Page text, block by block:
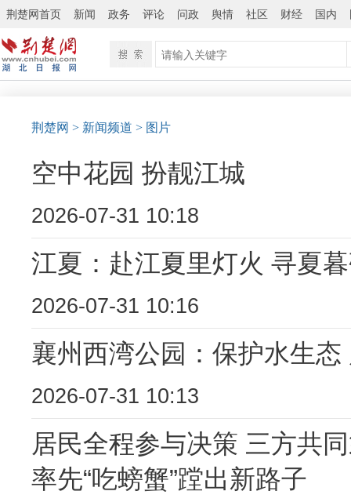
荆楚网首页 新闻 政务 评论 问政 舆情 社区 财经 国内
荆楚网 > 新闻频道 > 图片
空中花园 扮靓江城
2026-07-31 10:18
江夏：赴江夏里灯火 寻夏
2026-07-31 10:16
襄州西湾公园：保护水生态
2026-07-31 10:13
居民全程参与决策 三方共
率先“吃螃蟹”蹚出新路子